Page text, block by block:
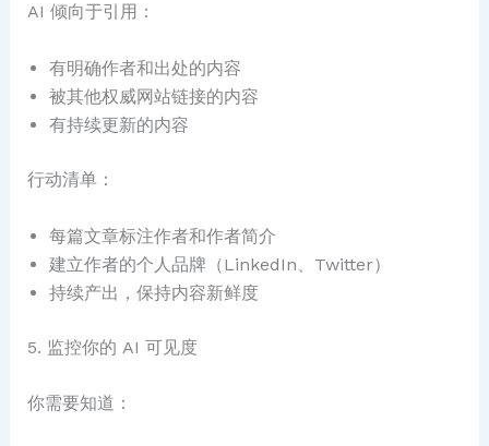
AI 倾向于引用：
有明确作者和出处的内容
被其他权威网站链接的内容
有持续更新的内容
行动清单：
每篇文章标注作者和作者简介
建立作者的个人品牌（LinkedIn、Twitter）
持续产出，保持内容新鲜度
5. 监控你的 AI 可见度
你需要知道：